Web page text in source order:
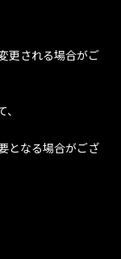
更される場合がご
となる場合がござ